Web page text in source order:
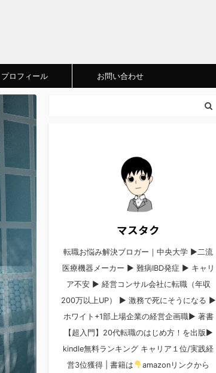
プロフィール お問い合わせ
マスタク
転職お悩み解決ブロガー｜中央大学 ▶︎二流
医療機器メーカー ▶︎ 難病IBD発症 ▶︎ キャリ
ア不安 ▶︎ 経営コンサル会社に転職（年収
200万以上UP） ▶︎ 激務で死にそうになる ▶︎
ホワイト+1部上場企業の経営企画職▶︎ 著書
【超入門】20代転職のはじめ方！を出版▶︎
kindle無料ランキング キャリア１位/実践経
営3位獲得 | 書籍は
amazonリンクから